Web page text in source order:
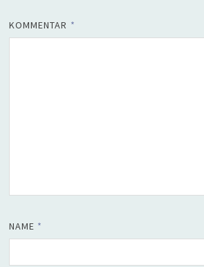
KOMMENTAR *
NAME *